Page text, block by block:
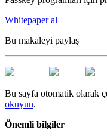
Whitepaper al
Bu makaleyi paylaş
Bu sayfa otomatik olarak
okuyun.
Önemli bilgiler